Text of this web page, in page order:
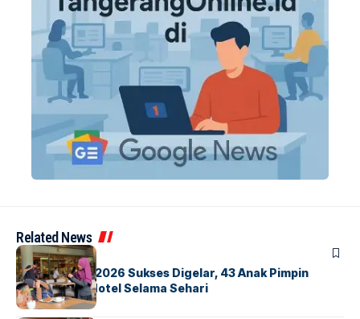
Related News
BERITAINDEX
GM For A Day 2026 Sukses Digelar, 43 Anak Pimpin
Operasional Hotel Selama Sehari